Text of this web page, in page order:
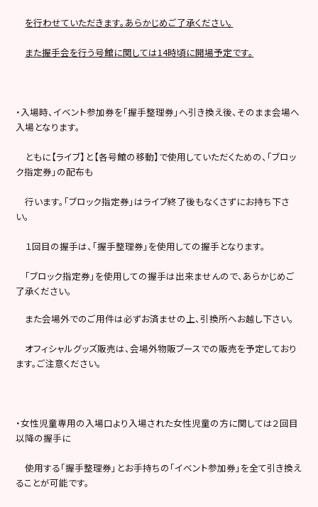
を行わせていただきます。あらかじめご了承ください。
また握手会を行う号館に関しては14時頃に開場予定です。
・入場時、イベント参加券を「握手整理券」へ引き換え後、そのまま会場へ
入場となります。
ともに【ライブ】と【各号館の移動】で使用していただくための、「ブロッ
ク指定券」の配布も
行います。「ブロック指定券」はライブ終了後もなくさずにお持ち下さ
い。
１回目の握手は、「握手整理券」を使用しての握手となります。
「ブロック指定券」を使用しての握手は出来ませんので、あらかじめご
了承ください。
また会場外でのご用件は必ずお済ませの上、引換所へお越し下さい。
オフィシャルグッズ販売は、会場外物販ブースでの販売を予定しており
ます。ご注意ください。
・女性児童専用の入場口より入場された女性児童の方に関しては２回目
以降の握手に
使用する「握手整理券」とお手持ちの「イベント参加券」を全て引き換え
ることが可能です。